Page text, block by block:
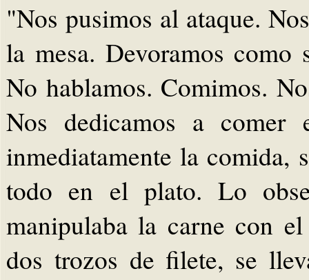
"Nos pusimos al ataque.
la mesa. Devoramos como
No hablamos. Comimos.
Nos dedicamos a
inmediatamente la comida,
todo en el plato. Lo
manipulaba la carne con
dos trozos de filete, se